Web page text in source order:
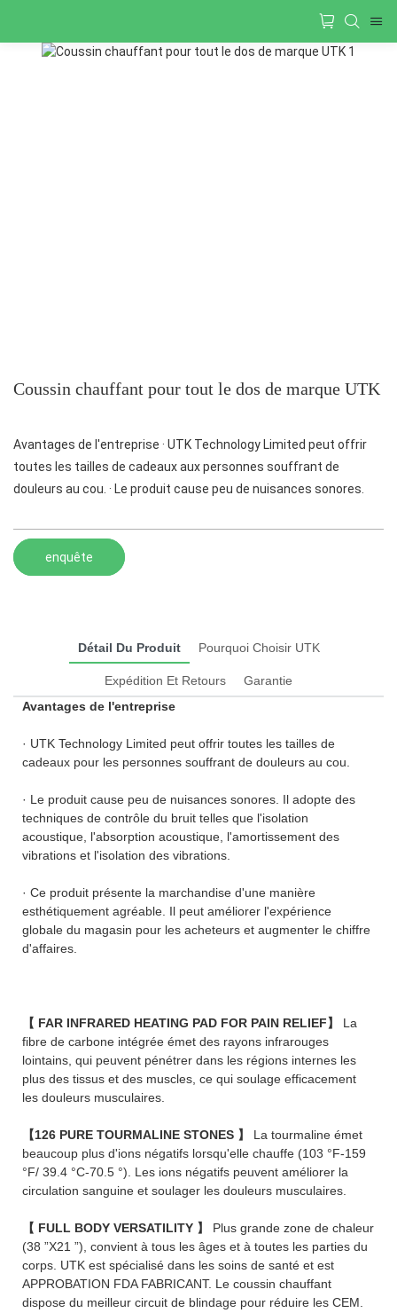
Coussin chauffant pour tout le dos de marque UTK
Avantages de l'entreprise · UTK Technology Limited peut offrir
toutes les tailles de cadeaux aux personnes souffrant de
douleurs au cou. · Le produit cause peu de nuisances sonores.
enquête
Détail Du Produit Pourquoi Choisir UTK
Expédition Et Retours
Garantie
Avantages de l'entreprise
· UTK Technology Limited peut offrir toutes les tailles de
cadeaux pour les personnes souffrant de douleurs au cou.
· Le produit cause peu de nuisances sonores. Il adopte des
techniques de contrôle du bruit telles que l'isolation
acoustique, l'absorption acoustique, l'amortissement des
vibrations et l'isolation des vibrations.
· Ce produit présente la marchandise d'une manière
esthétiquement agréable. Il peut améliorer l'expérience
globale du magasin pour les acheteurs et augmenter le chiffre
d'affaires.
【 FAR INFRARED HEATING PAD FOR PAIN RELIEF】 La
fibre de carbone intégrée émet des rayons infrarouges
lointains, qui peuvent pénétrer dans les régions internes les
plus des tissus et des muscles, ce qui soulage efficacement
les douleurs musculaires.
【126 PURE TOURMALINE STONES 】 La tourmaline émet
beaucoup plus d'ions négatifs lorsqu'elle chauffe (103 °F-159
°F/ 39.4 °C-70.5 °). Les ions négatifs peuvent améliorer la
circulation sanguine et soulager les douleurs musculaires.
【 FULL BODY VERSATILITY 】 Plus grande zone de chaleur
(38 ”X21 ”), convient à tous les âges et à toutes les parties du
corps. UTK est spécialisé dans les soins de santé et est
APPROBATION FDA FABRICANT. Le coussin chauffant
dispose du meilleur circuit de blindage pour réduire les CEM.